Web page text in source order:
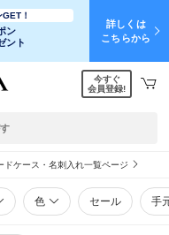
！
ン
ント
詳しくは
こちらから
今すぐ
会員登録!
ドケース・名刺入れ一覧ページ
色 セール 手